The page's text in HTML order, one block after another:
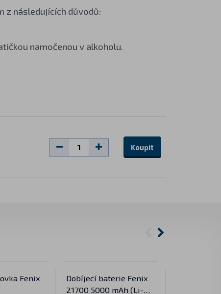
z následujících důvodů:
namočenou v alkoholu.
Koupit
Fenix
Dobíjecí baterie Fenix
21700 5000 mAh (Li-